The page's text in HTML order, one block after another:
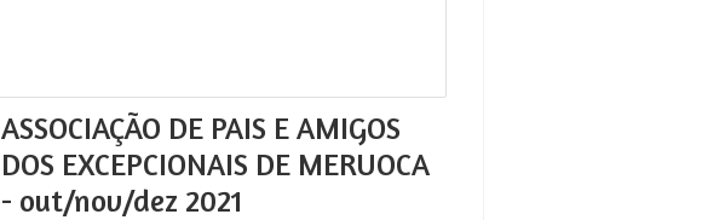
ASSOCIAÇÃO DE PAIS E AMIGOS
DOS EXCEPCIONAIS DE MERUOCA
- out/nov/dez 2021